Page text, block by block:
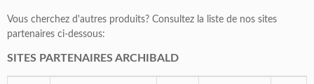
Vous cherchez d'autres produits? Consultez la liste de nos sites
partenaires ci-dessous:
SITES PARTENAIRES ARCHIBALD